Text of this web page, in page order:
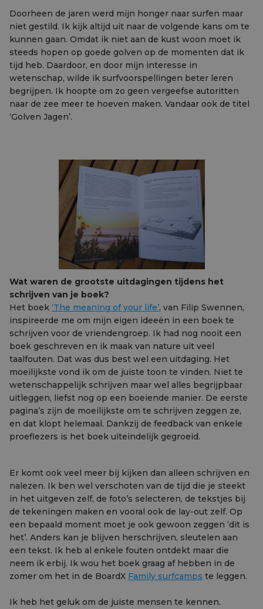
Doorheen de jaren werd mijn honger naar surfen maar
niet gestild. Ik kijk altijd uit naar de volgende kans om te
kunnen gaan. Omdat ik niet aan de kust woon moet ik
steeds hopen op goede golven op de momenten dat ik
tijd heb. Daardoor, en door mijn interesse in
wetenschap, wilde ik surfvoorspellingen beter leren
begrijpen. Ik hoopte om zo geen vergeefse autoritten
naar de zee meer te hoeven maken. Vandaar ook de titel
‘Golven Jagen’.
Wat waren de grootste uitdagingen tijdens het
schrijven van je boek?
Het boek ‘The meaning of your life’, van Filip Swennen,
inspireerde me om mijn eigen ideeën in een boek te
schrijven voor de vriendengroep. Ik had nog nooit een
boek geschreven en ik maak van nature uit veel
taalfouten. Dat was dus best wel een uitdaging. Het
moeilijkste vond ik om de juiste toon te vinden. Niet te
wetenschappelijk schrijven maar wel alles begrijpbaar
uitleggen, liefst nog op een boeiende manier. De eerste
pagina’s zijn de moeilijkste om te schrijven zeggen ze,
en dat klopt helemaal. Dankzij de feedback van enkele
proeflezers is het boek uiteindelijk gegroeid.
Er komt ook veel meer bij kijken dan alleen schrijven en
nalezen. Ik ben wel verschoten van de tijd die je steekt
in het uitgeven zelf, de foto’s selecteren, de tekstjes bij
de tekeningen maken en vooral ook de lay-out zelf. Op
een bepaald moment moet je ook gewoon zeggen ‘dit is
het’. Anders kan je blijven herschrijven, sleutelen aan
een tekst. Ik heb al enkele fouten ontdekt maar die
neem ik erbij. Ik wou het boek graag af hebben in de
zomer om het in de BoardX Family surfcamps te leggen.
Ik heb het geluk om de juiste mensen te kennen.